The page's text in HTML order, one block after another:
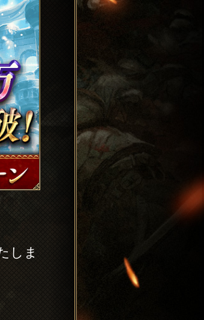
しま